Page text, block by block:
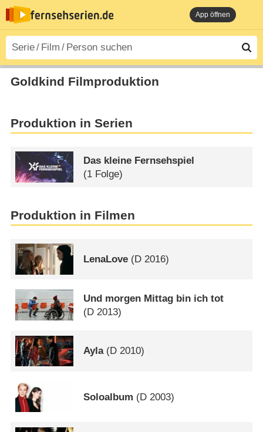
App öffnen
Goldkind Filmproduktion
Produktion in Serien
Das kleine Fernsehspiel
(1 Folge)
Produktion in Filmen
LenaLove (D 2016)
Und morgen Mittag bin ich tot
(D 2013)
Ayla(D 2010)
Soloalbum (D 2003)